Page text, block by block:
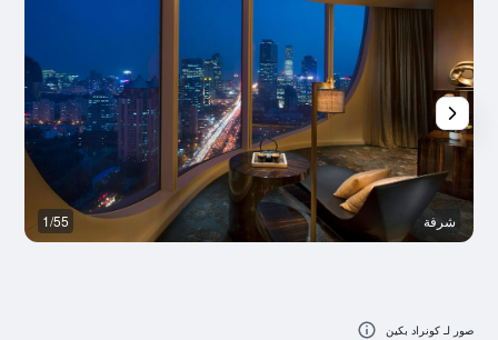
شرفة 1/55
صور لـ كونراد بكين